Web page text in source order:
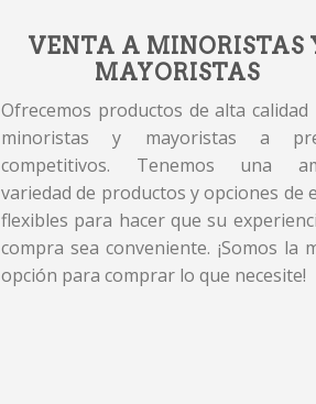
VENTA A MINORISTAS
MAYORISTAS
Ofrecemos productos de alta calidad
minoristas y mayoristas a
competitivos. Tenemos una
variedad de productos y opciones de
flexibles para hacer que su
compra sea conveniente. ¡Somos la
opción para comprar lo que necesite!